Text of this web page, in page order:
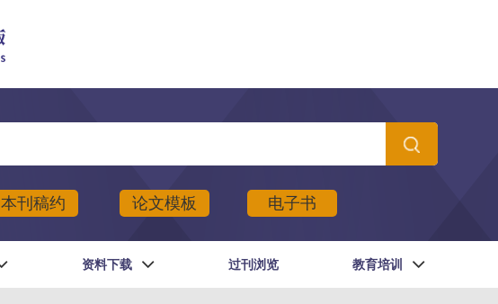
本刊稿约 论文模板 电子书
资料下载 过刊浏览 教育培训